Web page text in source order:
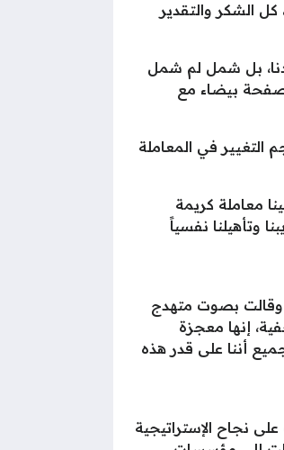
الشكر والتقدير
بل شمل لم شمل
صفحة بيضاء مع
في المعاملة
معاملة كريمة
وتأهيلنا نفسياً
وقالت بصوت متهدج
إنها معجزة
أننا على قدر هذه
2026، يبرهن بما لا يدع مجالاً للشك على نجاح الإستراتيجية